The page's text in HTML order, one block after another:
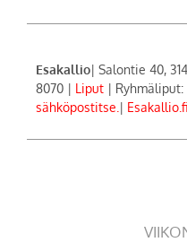
Esakallio| Salontie 40,
8070 | Liput | Ryhmäliput:
sähköpostitse. | Esakallio.fi